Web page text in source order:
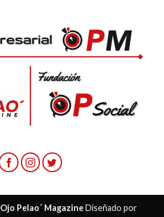
Ojo Pelao´ MagazineDiseñado por